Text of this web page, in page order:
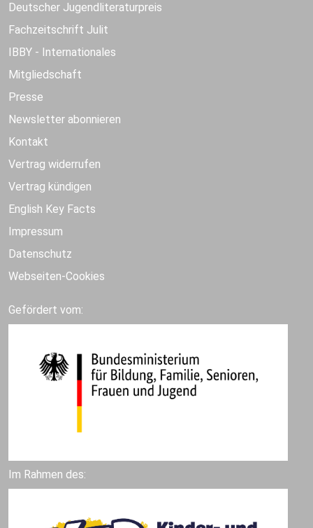
Deutscher Jugendliteraturpreis
Fachzeitschrift Julit
IBBY - Internationales
Mitgliedschaft
Presse
Newsletter abonnieren
Kontakt
Vertrag widerrufen
Vertrag kündigen
English Key Facts
Impressum
Datenschutz
Webseiten-Cookies
Gefördert vom:
Im Rahmen des: